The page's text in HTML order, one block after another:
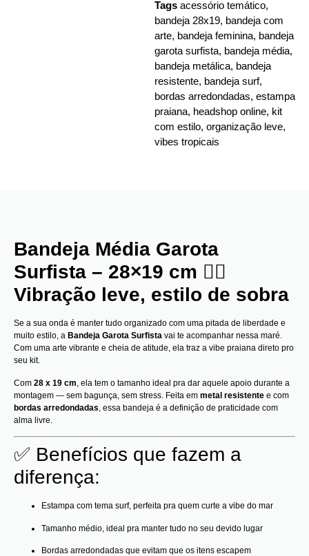
Tags acessório temático,
bandeja 28x19, bandeja com
arte, bandeja feminina, bandeja
garota surfista, bandeja média,
bandeja metálica, bandeja
resistente, bandeja surf,
bordas arredondadas, estampa
praiana, headshop online, kit
com estilo, organização leve,
vibes tropicais
Bandeja Média Garota
Surfista – 28×19 cm 🏄‍♀️
Vibração leve, estilo de sobra
Se a sua onda é manter tudo organizado com uma pitada de liberdade e
muito estilo, a Bandeja Garota Surfista vai te acompanhar nessa maré.
Com uma arte vibrante e cheia de atitude, ela traz a vibe praiana direto pro
seu kit.
Com 28 x 19 cm , ela tem o tamanho ideal pra dar aquele apoio durante a
montagem — sem bagunça, sem stress. Feita em metal resistente e com
bordas arredondadas , essa bandeja é a definição de praticidade com
alma livre.
✅ Benefícios que fazem a
diferença:
Estampa com tema surf, perfeita pra quem curte a vibe do mar
Tamanho médio, ideal pra manter tudo no seu devido lugar
Bordas arredondadas que evitam que os itens escapem